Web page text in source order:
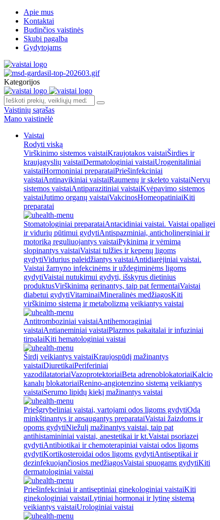
Apie mus
Kontaktai
Budinčios vaistinės
Skubi pagalba
Gydytojams
Kategorijos
Vaistinių sąrašas
Mano vaistinėlė
Vaistai
Rodyti viską
Virškinimo sistemos vaistaiKraujotakos vaistaiŠirdies ir
kraujagyslių vaistaiDermatologiniai vaistaiUrogenitaliniai
vaistaiHormoniniai preparataiPriešinfekciniai
vaistaiAntinavikiniai vaistaiRaumenų ir skeleto vaistaiNervų
sistemos vaistaiAntiparazitiniai vaistaiKvėpavimo sistemos
vaistaiJutimo organų vaistaiVakcinosHomeopatiniaiKiti
preparatai
Stomatologiniai preparataiAntacidiniai vaistai. Vaistai opaligei
ir vidurių pūtimui gydytiAntispazminiai, anticholinerginiai ir
motoriką reguliuojantys vaistaiPykinimą ir vėmimą
slopinantys vaistaiVaistai tulžies ir kepenų ligoms
gydytiVidurius paleidžiantys vaistaiAntidiarėjiniai vaistai.
Vaistai žarnyno infekcinėms ir uždegiminėms ligoms
gydytiVaistai nutukimui gydyti, išskyrus dietinius
produktusVirškinimą gerinantys, taip pat fermentaiVaistai
diabetui gydytiVitaminaiMineralinės medžiagosKiti
virškinimo sistemą ir metabolizmą veikiantys vaistai
Antitromboziniai vaistaiAntihemoraginiai
vaistaiAntianeminiai vaistaiPlazmos pakaitalai ir infuziniai
tirpalaiKiti hematologiniai vaistai
Širdį veikiantys vaistaiKraujospūdį mažinantys
vaistaiDiuretikaiPeriferiniai
vazodilatatoriaiVazoprotektoriaiBeta adrenoblokatoriaiKalcio
kanalų blokatoriaiRenino-angiotenzino sistemą veikiantys
vaistaiSerumo lipidų kiekį mažinantys vaistai
Priešgrybeliniai vaistai, vartojami odos ligoms gydytiOdą
minkštinantys ir apsaugantys preparataiVaistai žaizdoms ir
opoms gydytiNiežulį mažinantys vaistai, taip pat
antihistamininiai vaistai, anestetikai ir kt.Vaistai psoriazei
gydytiAntibiotikai ir chemoterapiniai vaistai odos ligoms
gydytiKortikosteroidai odos ligoms gydytiAntiseptikai ir
dezinfekuojančiosios medžiagosVaistai spuogams gydytiKiti
dermatologiniai vaistai
Priešinfekciniai ir antiseptiniai ginekologiniai vaistaiKiti
ginekologiniai vaistaiLytiniai hormonai ir lytinę sistemą
veikiantys vaistaiUrologiniai vaistai